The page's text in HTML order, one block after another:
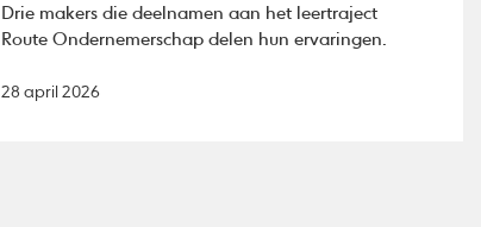
Drie makers die deelnamen aan het leertraject
Route Ondernemerschap delen hun ervaringen.
28 april 2026